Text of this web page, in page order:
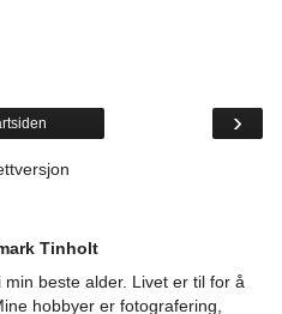
›
Tinholt
beste alder. Livet er til for å
hobbyer er fotografering,